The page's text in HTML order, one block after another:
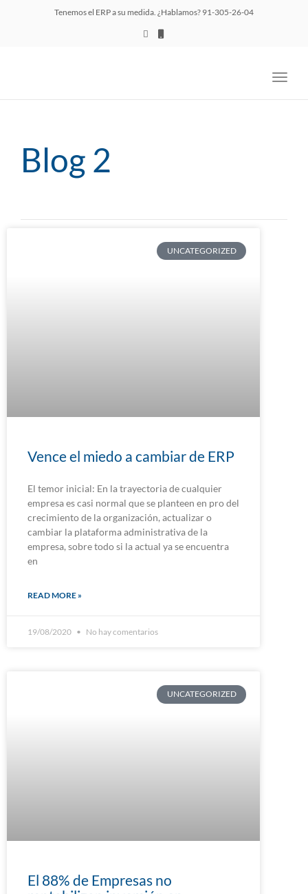
Tenemos el ERP a su medida. ¿Hablamos? 91-305-26-04
Blog 2
UNCATEGORIZED
Vence el miedo a cambiar de ERP
El temor inicial: En la trayectoria de cualquier
empresa es casi normal que se planteen en pro del
crecimiento de la organización, actualizar o
cambiar la plataforma administrativa de la
empresa, sobre todo si la actual ya se encuentra
en
READ MORE »
19/08/2020 No hay comentarios
UNCATEGORIZED
El 88% de Empresas no